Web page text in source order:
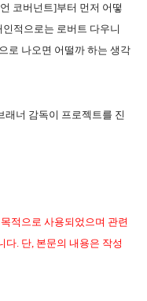
코버넌트]부터 먼저 어떻
적으로는 로버트 다우니
로 나오면 어떨까 하는 생각
래너 감독이 프로젝트를 진
적으로 사용되었으며 관련
다. 단, 본문의 내용은 작성